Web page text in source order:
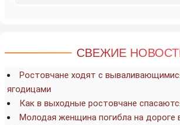
СВЕЖИЕ
Ростовчане ходят с
ягодицами
Как в выходные ростовчане
Молодая женщина погибла на дороге